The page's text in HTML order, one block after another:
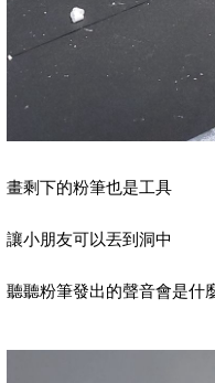
畫剩下的粉筆也是工具
讓小朋友可以丟到洞中
聽聽粉筆發出的聲音會是什